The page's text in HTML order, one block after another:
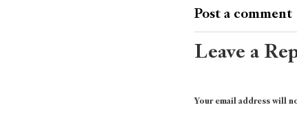
Post a comment
Leave a
Your email address will